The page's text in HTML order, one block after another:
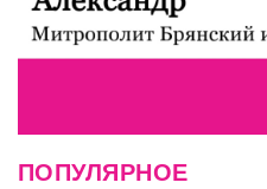
ПОПУЛЯРНОЕ